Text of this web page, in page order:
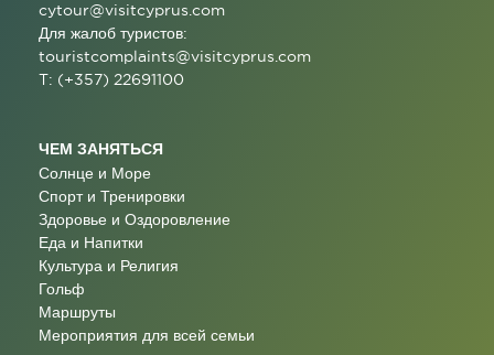
cytour@visitcyprus.com
Для жалоб туристов:
touristcomplaints@visitcyprus.com
T: (+357) 22691100
ЧЕМ ЗАНЯТЬСЯ
Солнце и Море
Спорт и Тренировки
Здоровье и Оздоровление
Еда и Напитки
Культура и Религия
Гольф
Маршруты
Мероприятия для всей семьи